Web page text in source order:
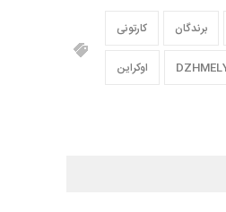
کارتونی برندگان
اوکراین